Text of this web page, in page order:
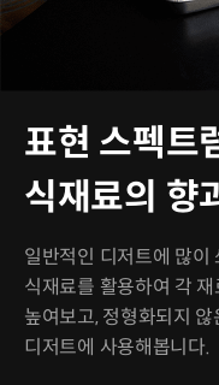
표현 스펙트
식재료의 향
일반적인 디저트에 많이
식재료를 활용하여 각
높여보고, 정형화되지
디저트에 사용해봅니다.